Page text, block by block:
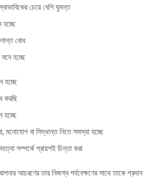
চেয়ে বেশি ঘুমন্ত
হচ্ছে
বোধ
হচ্ছে
হচ্ছে
করছি
হচ্ছে
মনোযোগ বা সিদ্ধান্ত নিতে সমস্যা হচ্ছে
সম্পর্কে প্রায়শই চিন্তা করা
আচরণের তার নিজস্ব পর্যবেক্ষণের সাথে তাকে